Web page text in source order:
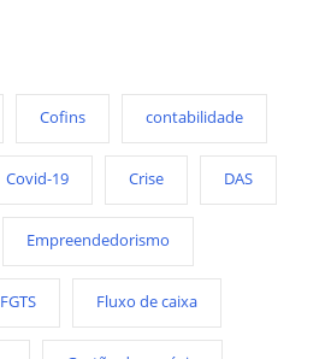
Cofins contabilidade
Covid-19 Crise DAS
Empreendedorismo
FGTS Fluxo de caixa